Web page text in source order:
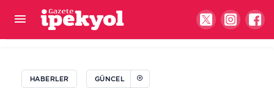
HABERLER GÜNCEL
MHP lideri Bahçeli’den Demirtaş açıklaması: